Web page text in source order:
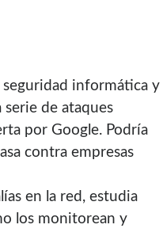
informática y
de ataques
por Google. Podría
contra empresas
en la red, estudia
los monitorean y